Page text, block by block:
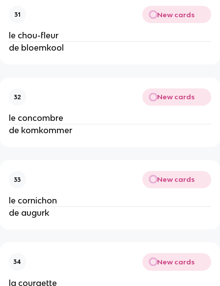
31 New cards
le chou-fleur
de bloemkool
32 New cards
le concombre
de komkommer
33 New cards
le cornichon
de augurk
34 New cards
la courgette